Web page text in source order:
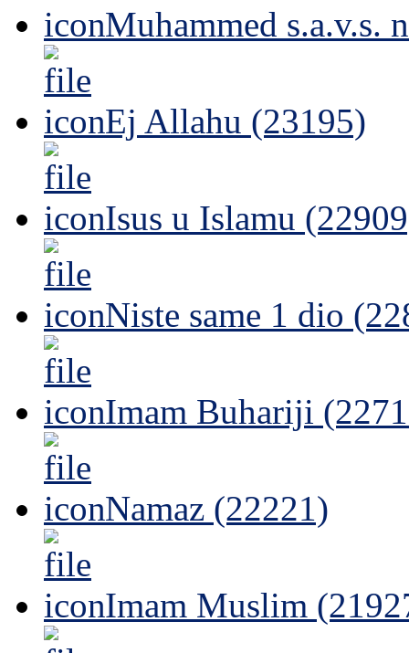
Muhammed s.a.v.s.
Ej Allahu (23195)
Isus u Islamu
Niste same 1 dio
Imam Buhariji
Namaz (22221)
Imam Muslim